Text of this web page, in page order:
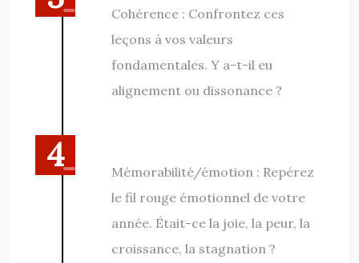
Cohérence : Confrontez ces
leçons à vos valeurs
fondamentales. Y a-t-il eu
alignement ou dissonance ?
Mémorabilité/émotion : Repérez
le fil rouge émotionnel de votre
année. Était-ce la joie, la peur, la
croissance, la stagnation ?